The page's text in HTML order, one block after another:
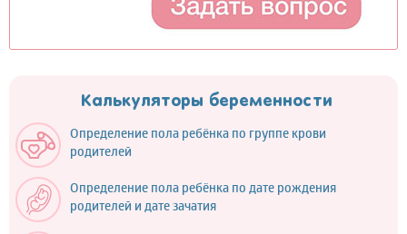
Калькуляторы беременности
Определение пола ребёнка по группе крови
родителей
Определение пола ребёнка по дате рождения
родителей и дате зачатия